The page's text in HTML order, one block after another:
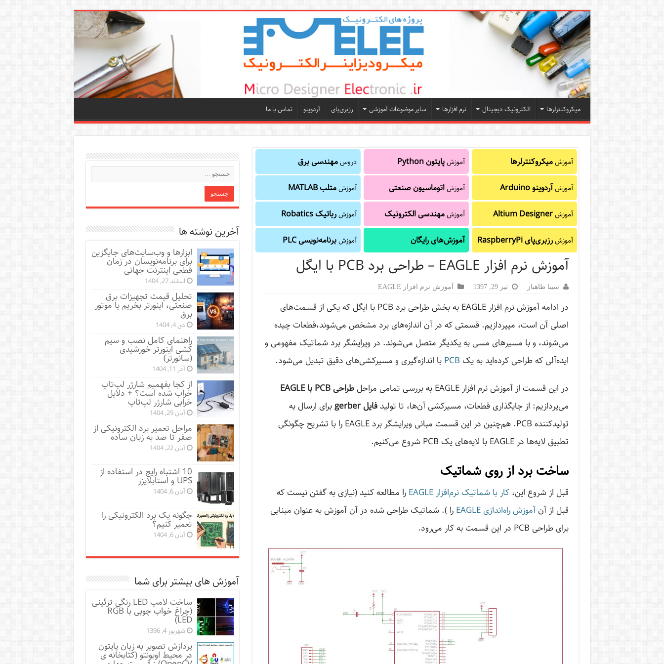
میکروکنترلرها الکترونیک دیجیتال نرم افزارها سایر موضوعات آموزشی رزبری‌پای آردوینو تماس با ما
آموزشمیکروکنترلرها
آموزشآردوینو Arduino
آموزشAltium Designer
آموزشرزبری‌پای RaspberryPi
آموزشپایتون Python
آموزشاتوماسیون صنعتی
آموزشمهندسی الکترونیک
آموزش‌های رایگان
دروسمهندسی برق
آموزشمتلب MATLAB
آموزشرباتیک Robatics
آموزشبرنامه‌نویسی PLC
آموزش نرم افزار EAGLE – طراحی برد PCB با ایگل
سینا طاهباز تیر 29, 1397 آموزش نرم افزار EAGLE
در ادامه آموزش نرم افزار EAGLE به بخش طراحی برد PCB با ایگل که یکی از قسمت‌های
اصلی آن است، میپردازیم. قسمتی که در آن اندازه‌های برد مشخص می‌شوند،قطعات چیده
می‌شوند، و با مسیرهای مسی به یکدیگر متصل می‌شوند. در ویرایشگر برد شماتیک مفهومی و
ایده‌آلی که طراحی کرده‌اید به یک PCB با اندازه‌گیری‌ و مسیرکشی‌های دقیق تبدیل می‌شود.
در این قسمت از آموزش نرم افزار EAGLE به بررسی تمامی مراحل
طراحی PCB با EAGLE
می‌پردازیم: از جایگذاری قطعات، مسیرکشی آن‌ها، تا تولیدفایل‌ gerber
برای ارسال به
تولیدکننده PCB. هم‌چنین در این قسمت مبانی ویرایشگر برد EAGLE را با تشریح چگونگی
تطبیق لایه‌ها در EAGLE با لایه‌های یک PCB شروع می‌کنیم.
ساخت برد از روی شماتیک
قبل از شروع این،کار با شماتیک نرم‌افزار EAGLE
را مطالعه کنید (نیازی به گفتن نیست که
قبل از آنآموزش راه‌اندازی EAGLE
را ). شماتیک طراحی شده در آن آموزش به عنوان مبنایی
برای طراحی PCB در این قسمت به کار می‌رود.
آخرین نوشته ها
ابزارها و وب‌سایت‌های جایگزین
برای برنامه‌نویسان در زمان
قطعی اینترنت جهانی
اسفند 27, 1404
تحلیل قیمت تجهیزات برق
صنعتی، اینورتر بخریم یا موتور
برق
دی 4, 1404
راهنمای کامل نصب و سیم
کشی اینورتر خورشیدی
(سانورتر)
آذر 11, 1404
از کجا بفهمیم شارژر لپ‌تاپ
خراب شده است؟ + دلایل
خرابی شارژر لپ‌تاپ
آبان 29, 1404
مراحل تعمیر برد الکترونیکی از
صفر تا صد به زبان ساده
آبان 22, 1404
10 اشتباه رایج در استفاده از
UPS و استابلایزر
آبان 6, 1404
چگونه یک برد الکترونیکی را
تعمیر کنیم؟
آبان 6, 1404
آموزش های بیشتر برای شما
ساخت لامپ LED رنگی تزئینی
(چراغ خواب چوبی با RGB
LED)
شهریور 4, 1396
پردازش تصویر به زبان پایتون
در محیط اوبونتو (کتابخانه ی